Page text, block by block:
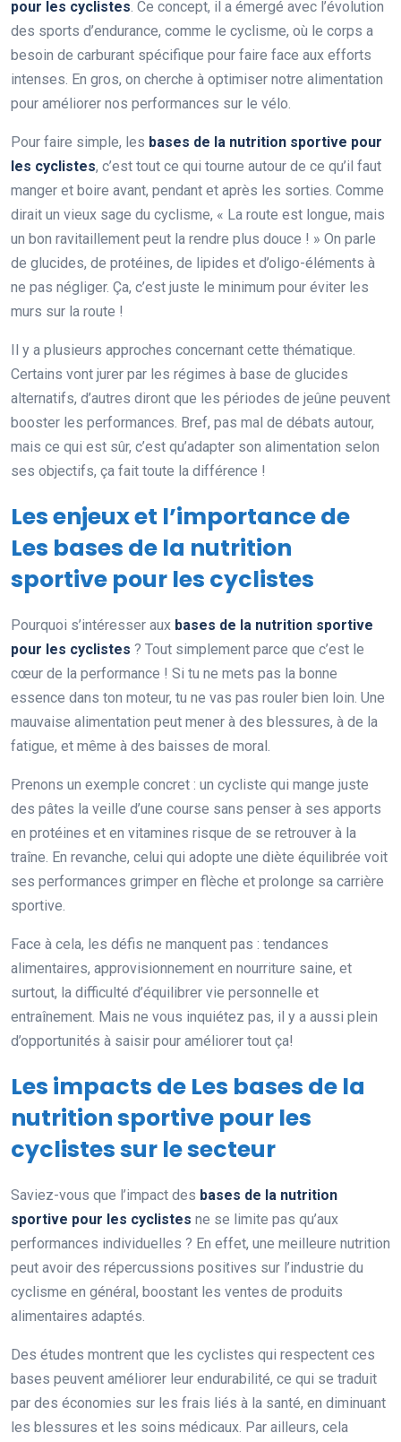
pour les cyclistes. Ce concept, il a émergé avec l’évolution
des sports d’endurance, comme le cyclisme, où le corps a
besoin de carburant spécifique pour faire face aux efforts
intenses. En gros, on cherche à optimiser notre alimentation
pour améliorer nos performances sur le vélo.
Pour faire simple, les bases de la nutrition sportive pour
les cyclistes, c’est tout ce qui tourne autour de ce qu’il faut
manger et boire avant, pendant et après les sorties. Comme
dirait un vieux sage du cyclisme, « La route est longue, mais
un bon ravitaillement peut la rendre plus douce ! » On parle
de glucides, de protéines, de lipides et d’oligo-éléments à
ne pas négliger. Ça, c’est juste le minimum pour éviter les
murs sur la route !
Il y a plusieurs approches concernant cette thématique.
Certains vont jurer par les régimes à base de glucides
alternatifs, d’autres diront que les périodes de jeûne peuvent
booster les performances. Bref, pas mal de débats autour,
mais ce qui est sûr, c’est qu’adapter son alimentation selon
ses objectifs, ça fait toute la différence !
Les enjeux et l’importance de
Les bases de la nutrition
sportive pour les cyclistes
Pourquoi s’intéresser aux bases de la nutrition sportive
pour les cyclistes ? Tout simplement parce que c’est le
cœur de la performance ! Si tu ne mets pas la bonne
essence dans ton moteur, tu ne vas pas rouler bien loin. Une
mauvaise alimentation peut mener à des blessures, à de la
fatigue, et même à des baisses de moral.
Prenons un exemple concret : un cycliste qui mange juste
des pâtes la veille d’une course sans penser à ses apports
en protéines et en vitamines risque de se retrouver à la
traîne. En revanche, celui qui adopte une diète équilibrée voit
ses performances grimper en flèche et prolonge sa carrière
sportive.
Face à cela, les défis ne manquent pas : tendances
alimentaires, approvisionnement en nourriture saine, et
surtout, la difficulté d’équilibrer vie personnelle et
entraînement. Mais ne vous inquiétez pas, il y a aussi plein
d’opportunités à saisir pour améliorer tout ça!
Les impacts de Les bases de la
nutrition sportive pour les
cyclistes sur le secteur
Saviez-vous que l’impact des bases de la nutrition
sportive pour les cyclistes ne se limite pas qu’aux
performances individuelles ? En effet, une meilleure nutrition
peut avoir des répercussions positives sur l’industrie du
cyclisme en général, boostant les ventes de produits
alimentaires adaptés.
Des études montrent que les cyclistes qui respectent ces
bases peuvent améliorer leur endurabilité, ce qui se traduit
par des économies sur les frais liés à la santé, en diminuant
les blessures et les soins médicaux. Par ailleurs, cela